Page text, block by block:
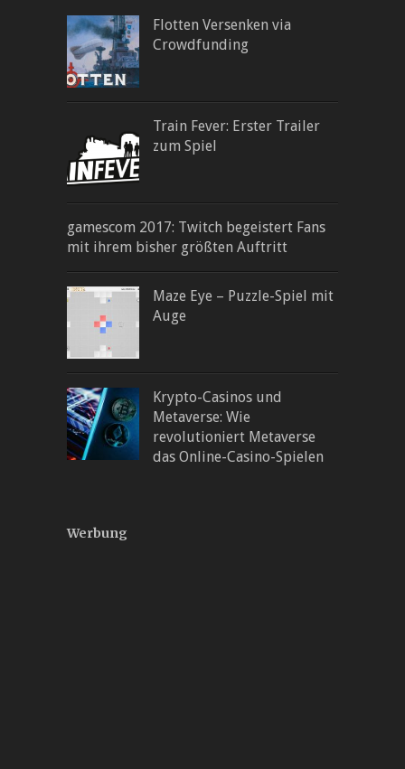
Flotten Versenken via
Crowdfunding
Train Fever: Erster Trailer
zum Spiel
gamescom 2017: Twitch begeistert Fans
mit ihrem bisher größten Auftritt
Maze Eye – Puzzle-Spiel mit
Auge
Krypto-Casinos und
Metaverse: Wie
revolutioniert Metaverse
das Online-Casino-Spielen
Werbung